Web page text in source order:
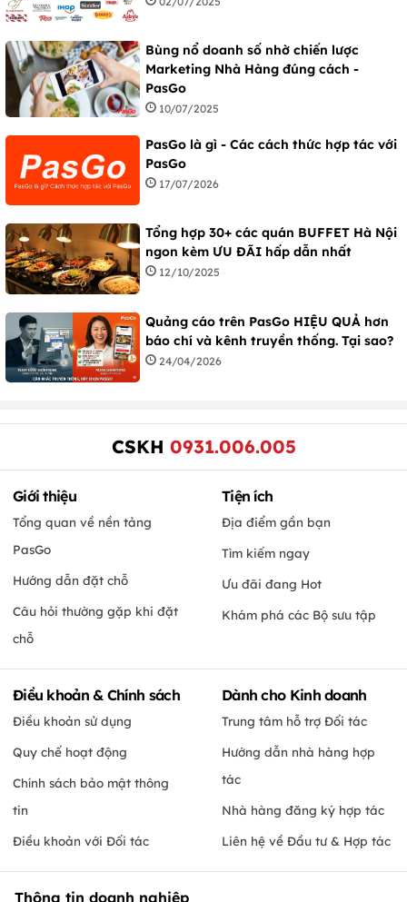
Bùng nổ doanh số nhờ chiến lược
Marketing Nhà Hàng đúng cách -
PasGo
10/07/2025
PasGo là gì - Các cách thức hợp tác với
PasGo
17/07/2026
Tổng hợp 30+ các quán BUFFET Hà Nội
ngon kèm ƯU ĐÃI hấp dẫn nhất
12/10/2025
Quảng cáo trên PasGo HIỆU QUẢ hơn
báo chí và kênh truyền thống. Tại sao?
24/04/2026
CSKH 0931.006.005
Giới thiệu
Tổng quan về nền tảng
PasGo
Hướng dẫn đặt chỗ
Câu hỏi thường gặp khi đặt
chỗ
Tiện ích
Địa điểm gần bạn
Tìm kiếm ngay
Ưu đãi đang Hot
Khám phá các Bộ sưu tập
Điều khoản & Chính sách
Điều khoản sử dụng
Quy chế hoạt động
Chính sách bảo mật thông
tin
Điều khoản với Đối tác
Dành cho Kinh doanh
Trung tâm hỗ trợ Đối tác
Hướng dẫn nhà hàng hợp
tác
Nhà hàng đăng ký hợp tác
Liên hệ về Đầu tư & Hợp tác
Thông tin doanh nghiệp